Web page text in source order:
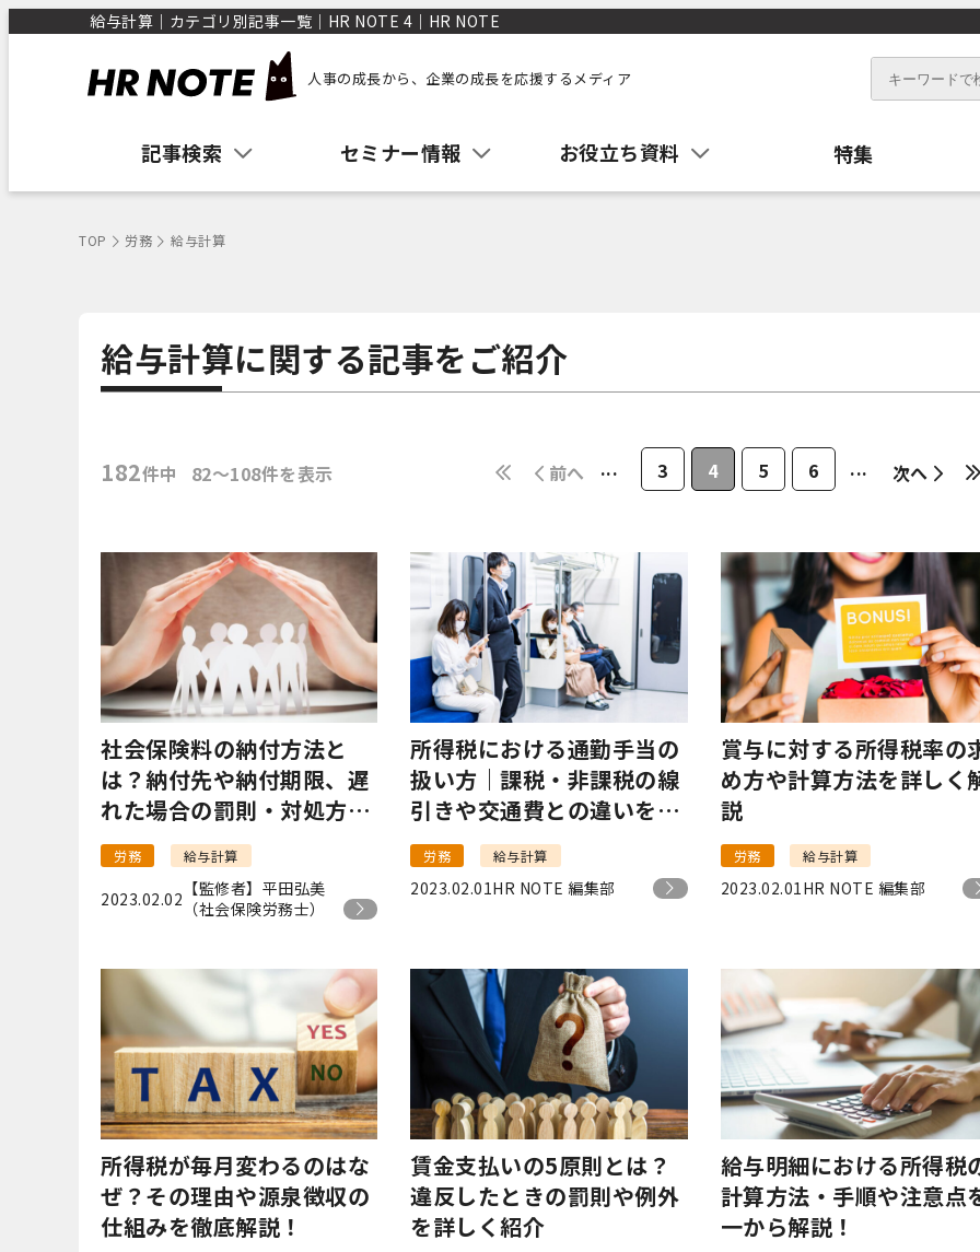
給与計算｜カテゴリ別記事一覧｜HR NOTE 4｜HR NOTE
人事の成長から、企業の成長を応援するメディア
記事検索 セミナー情報 お役立ち資料 特集
TOP 労務 給与計算
給与計算に関する記事をご紹介
182件中 82〜108件を表示 前へ ... 3 4 5 6 ... 次へ
社会保険料の納付方法と
は？納付先や納付期限、遅
れた場合の罰則・対処方法
を解説！
労務 給与計算
2023.02.02 【監修者】平田弘美
（社会保険労務士）
所得税における通勤手当の
扱い方｜課税・非課税の線
引きや交通費との違いを解
説労務 給与計算
2023.02.01HR NOTE 編集部
賞与に対する所得税率の
め方や計算方法を詳しく
説
労務 給与計算
2023.02.01HR NOTE 編集部
所得税が毎月変わるのはな
ぜ？その理由や源泉徴収の
仕組みを徹底解説！
賃金支払いの5原則とは？
違反したときの罰則や例外
を詳しく紹介
給与明細における所得税
計算方法・手順や注意点
一から解説！